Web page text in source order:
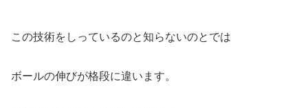
この技術をしっているのと知らないのとでは
ボールの伸びが格段に違います。